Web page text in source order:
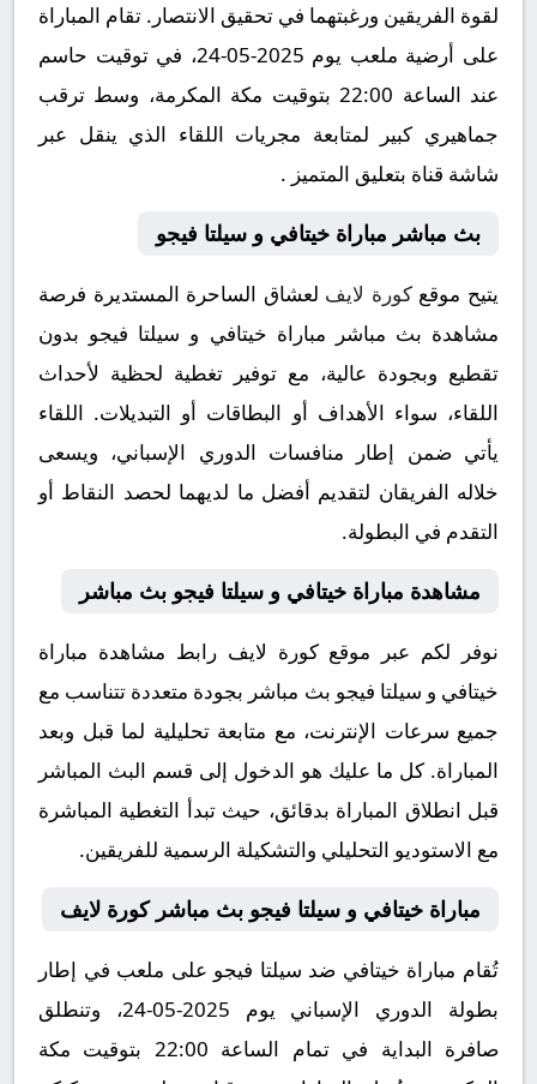
لقوة الفريقين ورغبتهما في تحقيق الانتصار. تقام المباراة
على أرضية ملعب يوم 2025-05-24، في توقيت حاسم
عند الساعة 22:00 بتوقيت مكة المكرمة، وسط ترقب
جماهيري كبير لمتابعة مجريات اللقاء الذي ينقل عبر
شاشة قناة بتعليق المتميز .
بث مباشر مباراة خيتافي و سيلتا فيجو
يتيح موقعكورة لايف لعشاق الساحرة المستديرة فرصة
مشاهدة بث مباشر مباراة خيتافي و سيلتا فيجو بدون
تقطيع وبجودة عالية، مع توفير تغطية لحظية لأحداث
اللقاء، سواء الأهداف أو البطاقات أو التبديلات. اللقاء
يأتي ضمن إطار منافسات الدوري الإسباني، ويسعى
خلاله الفريقان لتقديم أفضل ما لديهما لحصد النقاط أو
التقدم في البطولة.
مشاهدة مباراة خيتافي و سيلتا فيجو بث مباشر
نوفر لكم عبر موقع كورة لايف رابط مشاهدة مباراة
خيتافي و سيلتا فيجو بث مباشر بجودة متعددة تتناسب مع
جميع سرعات الإنترنت، مع متابعة تحليلية لما قبل وبعد
المباراة. كل ما عليك هو الدخول إلى قسم البث المباشر
قبل انطلاق المباراة بدقائق، حيث تبدأ التغطية المباشرة
مع الاستوديو التحليلي والتشكيلة الرسمية للفريقين.
مباراة خيتافي و سيلتا فيجو بث مباشر كورة لايف
تُقام مباراة خيتافي ضد سيلتا فيجو على ملعب في إطار
بطولة الدوري الإسباني يوم 2025-05-24، وتنطلق
صافرة البداية في تمام الساعة 22:00 بتوقيت مكة